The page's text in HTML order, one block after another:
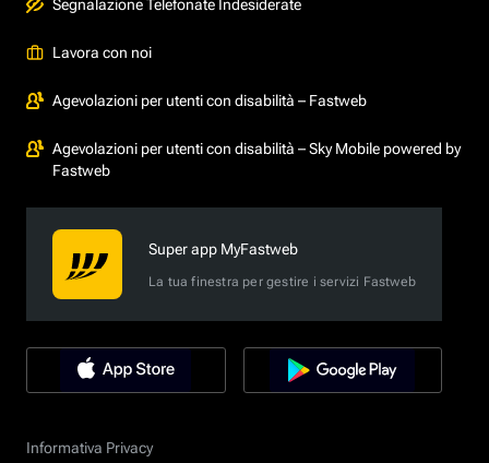
Segnalazione Telefonate Indesiderate
Lavora con noi
Agevolazioni per utenti con disabilità – Fastweb
Agevolazioni per utenti con disabilità – Sky Mobile powered by
Fastweb
Super app MyFastweb
La tua finestra per gestire i servizi Fastweb
Informativa Privacy